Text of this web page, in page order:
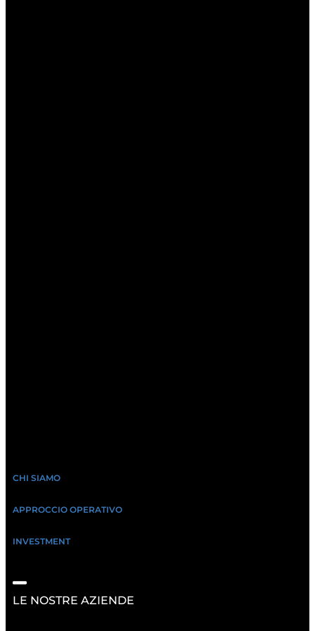
CHI SIAMO
APPROCCIO OPERATIVO
INVESTMENT
LE NOSTRE AZIENDE